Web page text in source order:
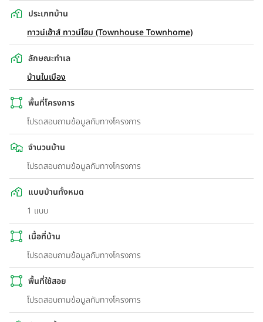
ประเภทบ้าน
ทาวน์เฮ้าส์ ทาวน์โฮม (Townhouse Townhome)
ลักษณะทำเล
บ้านในเมือง
พื้นที่โครงการ
โปรดสอบถามข้อมูลกับทางโครงการ
จำนวนบ้าน
โปรดสอบถามข้อมูลกับทางโครงการ
แบบบ้านทั้งหมด
1 แบบ
เนื้อที่บ้าน
โปรดสอบถามข้อมูลกับทางโครงการ
พื้นที่ใช้สอย
โปรดสอบถามข้อมูลกับทางโครงการ